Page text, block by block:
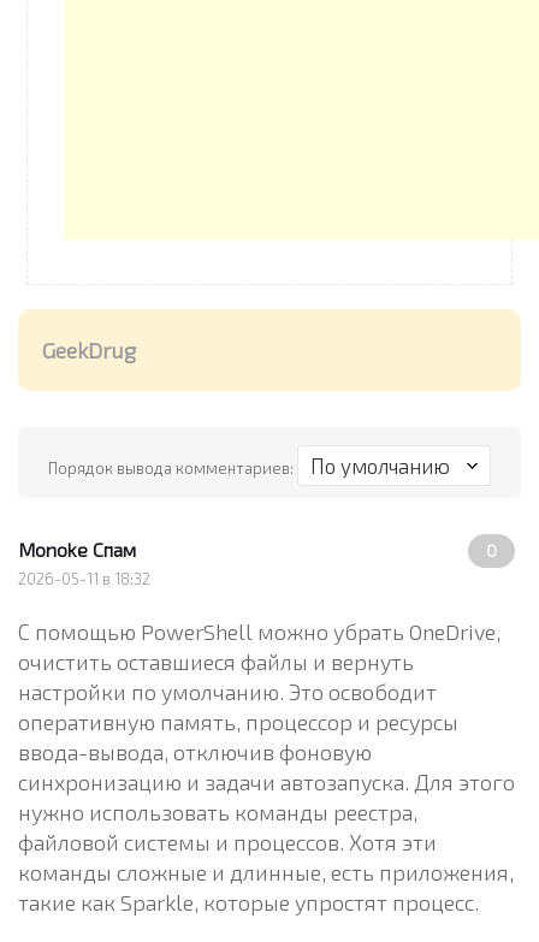
GeekDrug
Порядок вывода комментариев:
Monoke Спам
2026-05-11 в 18:32
0
С помощью PowerShell можно убрать OneDrive,
очистить оставшиеся файлы и вернуть
настройки по умолчанию. Это освободит
оперативную память, процессор и ресурсы
ввода-вывода, отключив фоновую
синхронизацию и задачи автозапуска. Для этого
нужно использовать команды реестра,
файловой системы и процессов. Хотя эти
команды сложные и длинные, есть приложения,
такие как Sparkle, которые упростят процесс.